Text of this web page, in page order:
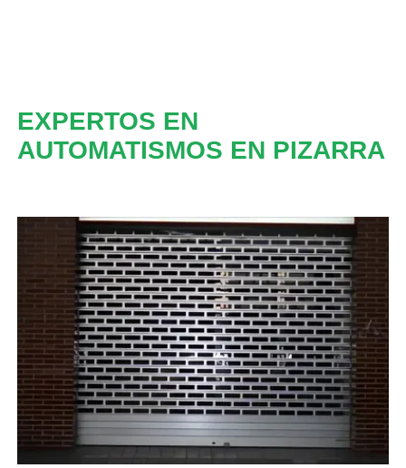
EXPERTOS EN
AUTOMATISMOS EN PIZARRA